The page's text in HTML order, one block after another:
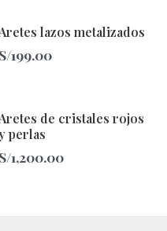
lazos metalizados
S/199.00
de cristales rojos
perlas
S/1,200.00